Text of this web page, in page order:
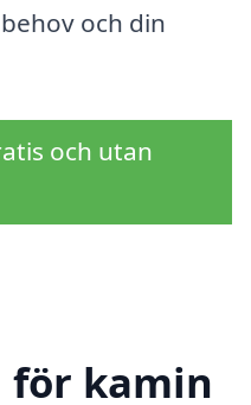
och din
och utan
för kamin